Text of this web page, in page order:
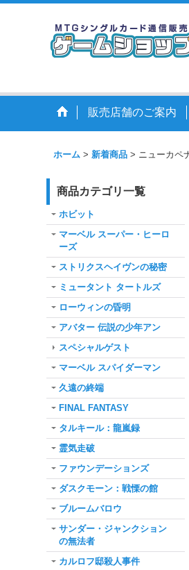
販売店舗のご案内
ホーム > 新着商品 > ニューカペ
商品カテゴリ一覧
ホビット
マーベル スーパー・ヒーロ
ーズ
ストリクスヘイヴンの秘密
ミュータント タートルズ
ローウィンの昏明
アバター 伝説の少年アン
スペシャルゲスト
マーベル スパイダーマン
久遠の終端
FINAL FANTASY
タルキール：龍嵐録
霊気走破
ファウンデーションズ
ダスクモーン：戦慄の館
ブルームバロウ
サンダー・ジャンクション
の無法者
カルロフ邸殺人事件